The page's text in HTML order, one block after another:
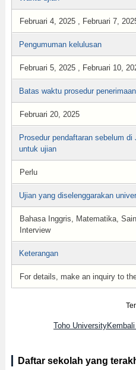
Februari 4, 2025 , Februari 7,
Pengumuman kelulusan
Februari 5, 2025 , Februari 10,
Batas waktu prosedur
Februari 20, 2025
Prosedur pendaftaran sebelum
untuk ujian
Perlu
Ujian yang diselenggarakan
Bahasa Inggris, Matematika,
Interview
Keterangan
For details, make an inquiry to
Toho
Daftar sekolah yang